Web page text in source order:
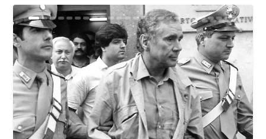
Ground Rules. Alejan...
«Rafael: Poesía subl...
Bienvenidos al circo...
Georges de La Tour. ...
Robert Capa: la hist...